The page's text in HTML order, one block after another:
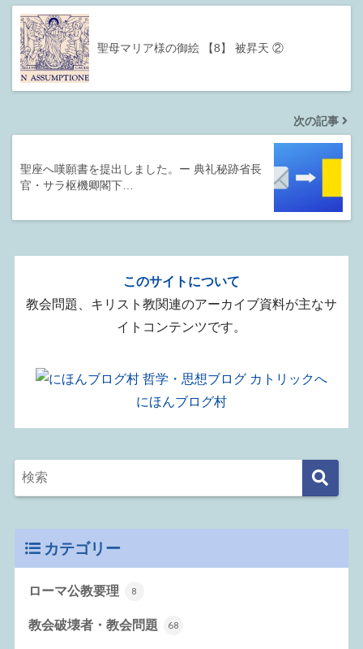
聖母マリア様の御絵 【8】 被昇天 ②
次の記事
聖座へ嘆願書を提出しました。ー 典礼秘跡省長
官・サラ枢機卿閣下…
このサイトについて
教会問題、キリスト教関連のアーカイブ資料が主なサ
イトコンテンツです。
にほんブログ村
カテゴリー
ローマ公教要理 8
教会破壊者・教会問題 68